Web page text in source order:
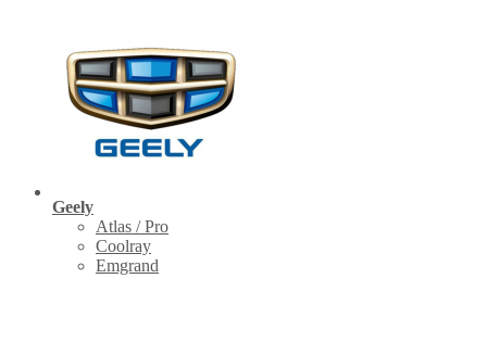
Geely
Atlas / Pro
Coolray
Emgrand